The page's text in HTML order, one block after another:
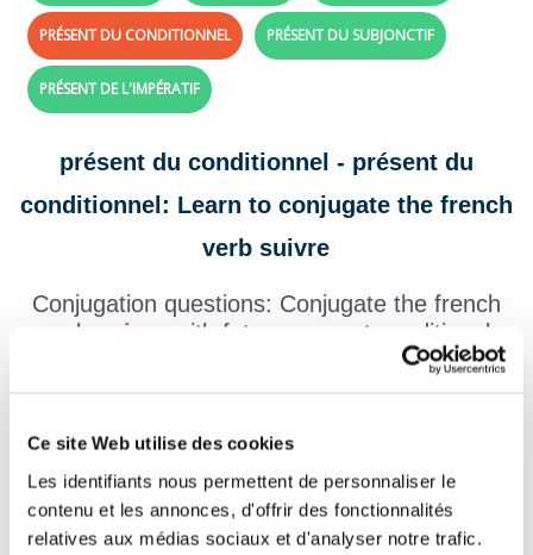
Ce site Web utilise des cookies
Les identifiants nous permettent de personnaliser le
contenu et les annonces, d'offrir des fonctionnalités
relatives aux médias sociaux et d'analyser notre trafic.
PRÉSENT DU CONDITIONNEL PRÉSENT DU SUBJONCTIF
PRÉSENT DE L'IMPÉRATIF
présent du conditionnel - présent du
conditionnel: Learn to conjugate the french
verb suivre
Conjugation questions: Conjugate the french
verb
suivre
with future present conditional
Question 1.
suivre - Conditionnel Présent
tu